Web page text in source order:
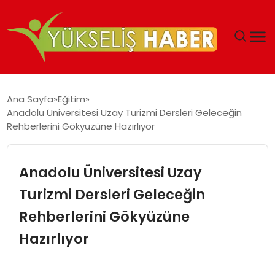
MALIYETLERINI AZALTIYOR’
Ana Sayfa Eğitim
Anadolu Üniversitesi Uzay Turizmi Dersleri Geleceğin
Rehberlerini Gökyüzüne Hazırlıyor
Anadolu Üniversitesi Uzay
Turizmi Dersleri Geleceğin
Rehberlerini Gökyüzüne
Hazırlıyor